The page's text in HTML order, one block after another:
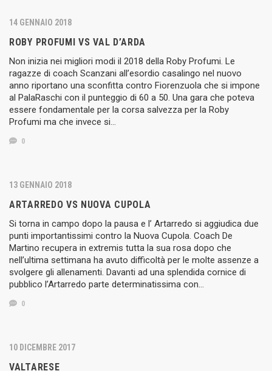
14 GENNAIO 2018
ROBY PROFUMI VS VAL D’ARDA
Non inizia nei migliori modi il 2018 della Roby Profumi. Le
ragazze di coach Scanzani all’esordio casalingo nel nuovo
anno riportano una sconfitta contro Fiorenzuola che si impone
al PalaRaschi con il punteggio di 60 a 50. Una gara che poteva
essere fondamentale per la corsa salvezza per la Roby
Profumi ma che invece si…
0
13 GENNAIO 2018
ARTARREDO VS NUOVA CUPOLA
Si torna in campo dopo la pausa e l’ Artarredo si aggiudica due
punti importantissimi contro la Nuova Cupola. Coach De
Martino recupera in extremis tutta la sua rosa dopo che
nell’ultima settimana ha avuto difficoltà per le molte assenze a
svolgere gli allenamenti. Davanti ad una splendida cornice di
pubblico l’Artarredo parte determinatissima con…
0
10 DICEMBRE 2017
VALTARESE